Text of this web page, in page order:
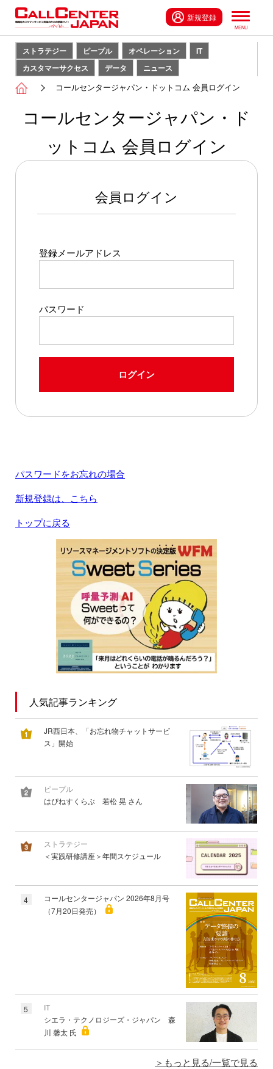
新規登録
ストラテジー ピープル オペレーション
IT
カスタマーサクセス
データ ニュース
コールセンタージャパン・ドットコム 会員ログイン
コールセンタージャパン・ド
ットコム 会員ログイン
会員ログイン
登録メールアドレス
パスワード
ログイン
パスワードをお忘れの場合
新規登録は、こちら
トップに戻る
人気記事ランキング
JR西日本、「お忘れ物チャットサービ
ス」開始
ピープル
はぴねすくらぶ 若松 晃 さん
ストラテジー
＜実践研修講座＞年間スケジュール
4
コールセンタージャパン 2026年8月号
（7月20日発売）
5
IT
シエラ・テクノロジーズ・ジャパン 森
川 馨太 氏
もっと見る/一覧で見る